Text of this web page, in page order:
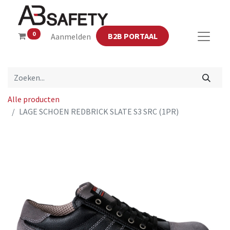
0 Aanmelden B2B PORTAAL
Alle producten
LAGE SCHOEN REDBRICK SLATE S3 SRC (1PR)